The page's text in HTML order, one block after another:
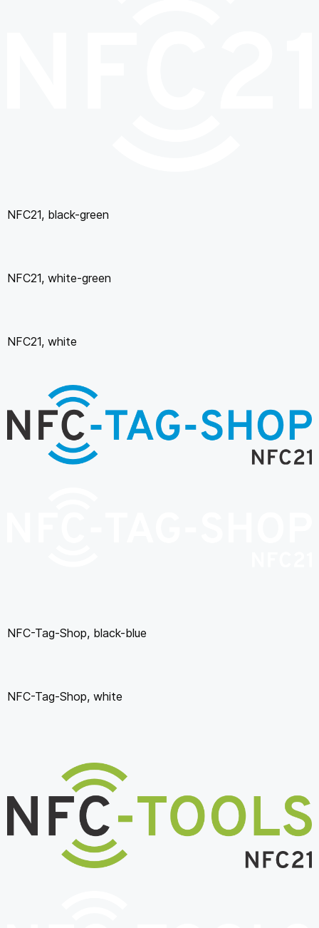
NFC21, black-green
NFC21, white-green
NFC21, white
NFC-Tag-Shop, black-blue
NFC-Tag-Shop, white